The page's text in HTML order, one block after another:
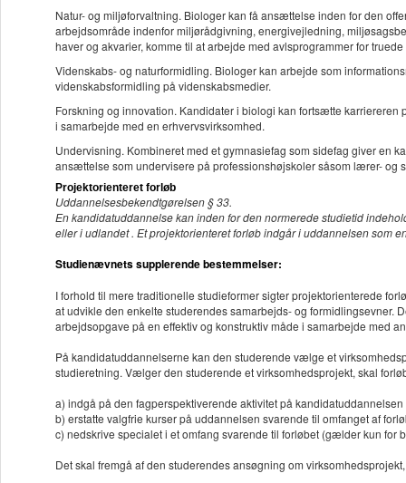
Natur- og miljøforvaltning. Biologer kan få ansættelse inden for den
arbejdsområde indenfor miljørådgivning, energivejledning,
haver og akvarier, komme til at arbejde med avlsprogrammer for truede
Videnskabs- og naturformidling. Biologer kan arbejde som
videnskabsformidling på videnskabsmedier.
Forskning og innovation. Kandidater i biologi kan fortsætte
i samarbejde med en erhvervsvirksomhed.
Undervisning. Kombineret med et gymnasiefag som sidefag giver en
ansættelse som undervisere på professionshøjskoler såsom lærer- og
Projektorienteret forløb
Uddannelsesbekendtgørelsen § 33.
En kandidatuddannelse kan inden for den normerede studietid
eller i udlandet . Et projektorienteret forløb indgår i uddannelsen som
Studienævnets supplerende bestemmelser:
I forhold til mere traditionelle studieformer sigter projektorienterede
at udvikle den enkelte studerendes samarbejds- og formidlingsevner.
arbejdsopgave på en effektiv og konstruktiv måde i samarbejde med
På kandidatuddannelserne kan den studerende vælge et
studieretning. Vælger den studerende et virksomhedsprojekt, skal
a) indgå på den fagperspektiverende aktivitet på kandidatuddannelsen
b) erstatte valgfrie kurser på uddannelsen svarende til omfanget af
c) nedskrive specialet i et omfang svarende til forløbet (gælder kun for
Det skal fremgå af den studerendes ansøgning om